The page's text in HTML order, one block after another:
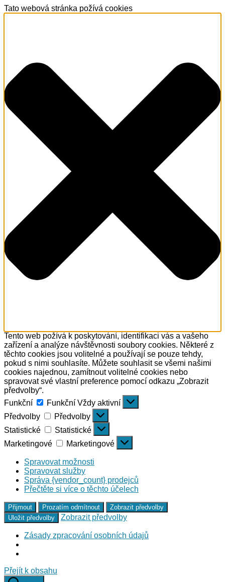
Tato webová stránka požívá cookies
Tento web požívá k poskytování, identifikaci vás a vašeho
zařízení a analýze návštěvnosti soubory cookies. Některé z
těchto cookies jsou volitelné a používají se pouze tehdy,
pokud s nimi souhlasíte. Můžete souhlasit se všemi našimi
cookies najednou, zamítnout volitelné cookies nebo
spravovat své vlastní preference pomocí odkazu „Zobrazit
předvolby“.
Funkční
Funkční Vždy aktivní
Předvolby
Předvolby
Statistické
Statistické
Marketingové
Marketingové
Spravovat možnosti
Spravovat služby
Správa {vendor_count} prodejců
Přečtěte si více o těchto účelech
Přijmout Prozatím odmítnout
Zobrazit předvolby
Uložit předvolby
Zobrazit předvolby
Zásady zpracování osobních údajů
Přejít k obsahu